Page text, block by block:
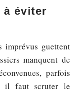
à éviter
imprévus guettent
manquent de
parfois
il faut scruter le